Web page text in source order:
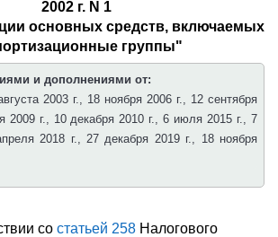
2002 г. N 1
основных средств, включаемых
группы"
и дополнениями от:
2003 г., 18 ноября 2006 г., 12 сентября
2009 г., 10 декабря 2010 г., 6 июля 2015 г., 7
2018 г., 27 декабря 2019 г., 18 ноября
со статьей 258 Налогового